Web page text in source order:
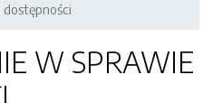
W SPRAWIE